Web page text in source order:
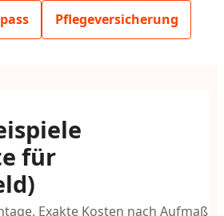
Pflegeversicherung
für
Exakte Kosten nach Aufmaß